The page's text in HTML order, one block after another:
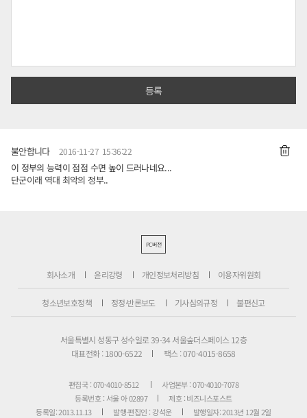
불안합니다 2016-11-27 15:36:22
이 정부의 능력이 점점 수면 높이 드러나네요...
단군이래 역대 최악의 정부..
PC버전
회사소개 윤리강령 개인정보처리방침 이용자위원회
청소년보호정책 정정·반론보도 기사심의규정 불편신고
서울특별시 성동구 성수일로 39-34 서울숲더스페이스 12층
대표전화 : 1800-6522
팩스 : 070-4015-8658
편집국 : 070-4010-8512
사업본부 : 070-4010-7078
등록번호 : 서울 아 02897
제호 : 비즈니스포스트
등록일: 2013.11.13
발행·편집인 : 강석운 발행일자: 2013년 12월 2일